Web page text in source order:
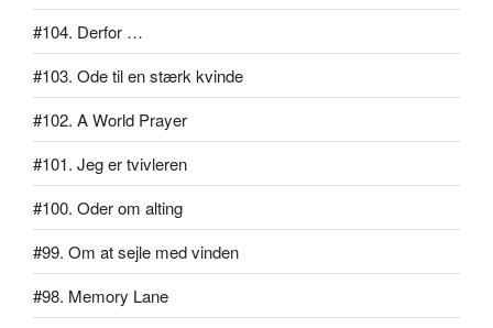
#104. Derfor …
#103. Ode til en stærk kvinde
#102. A World Prayer
#101. Jeg er tvivleren
#100. Oder om alting
#99. Om at sejle med vinden
#98. Memory Lane